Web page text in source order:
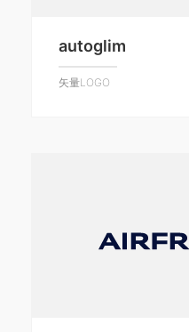
autoglim
矢量LOGO